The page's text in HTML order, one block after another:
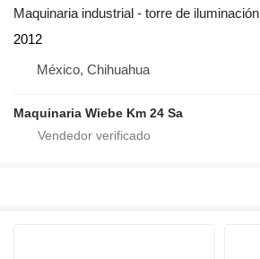
Maquinaria industrial - torre de iluminación
2012
México, Chihuahua
Maquinaria Wiebe Km 24 Sa